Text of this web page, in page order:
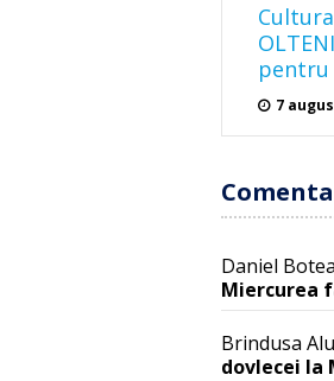
7
Daniel Botea
Miercurea
Brindusa
dovlecei la